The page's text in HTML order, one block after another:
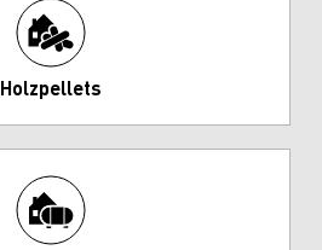
Holzpellets